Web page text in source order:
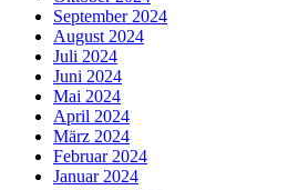
September 2024
August 2024
Juli 2024
Juni 2024
Mai 2024
April 2024
März 2024
Februar 2024
Januar 2024